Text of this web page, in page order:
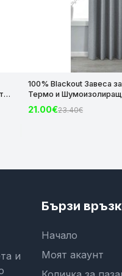
100% Blackout Завеса
Термо и
Сив, 175х140 и 245х140
код-2023600-006
21.00€23.40€
и
Бързи
Начало
Моят акаунт